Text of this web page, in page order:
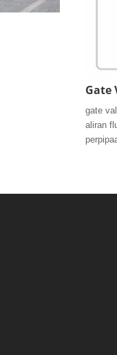
Gate
gate
aliran